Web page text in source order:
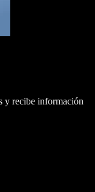
y recibe información